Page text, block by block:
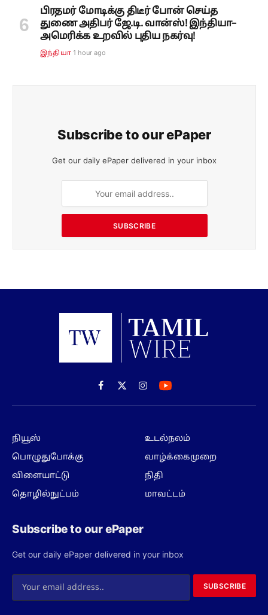
பிரதமர் மோடிக்கு திடீர் போன் செய்த
துணை அதிபர் ஜே.டி. வான்ஸ்! இந்தியா–
அமெரிக்க உறவில் புதிய நகர்வு!
இந்தியா 1 hour ago
Subscribe to our ePaper
Get our daily ePaper delivered in your inbox
SUBSCRIBE
Facebook
X
(Twitter)
Instagram
நியூஸ்
பொழுதுபோக்கு
விளையாட்டு
தொழில்நுட்பம்
உடல்நலம்
வாழ்க்கைமுறை
நிதி
மாவட்டம்
Subscribe to our ePaper
Get our daily ePaper delivered in your inbox
SUBSCRIBE